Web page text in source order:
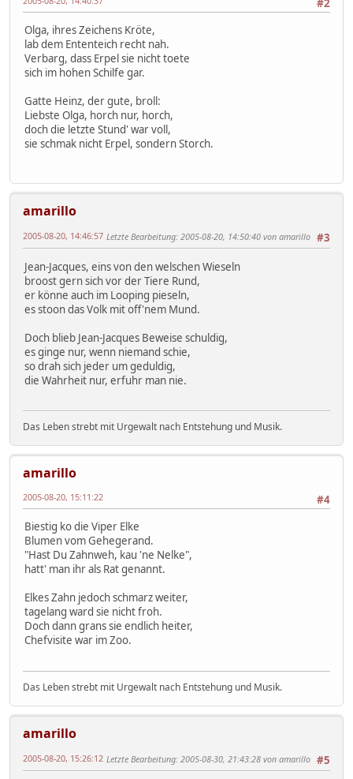
#2
Olga, ihres Zeichens Kröte,
lab dem Ententeich recht nah.
Verbarg, dass Erpel sie nicht toete
sich im hohen Schilfe gar.
Gatte Heinz, der gute, broll:
Liebste Olga, horch nur, horch,
doch die letzte Stund' war voll,
sie schmak nicht Erpel, sondern Storch.
amarillo
#3
2005-08-20, 14:46:57 Letzte Bearbeitung: 2005-08-20, 14:50:40 von amarillo
Jean-Jacques, eins von den welschen Wieseln
broost gern sich vor der Tiere Rund,
er könne auch im Looping pieseln,
es stoon das Volk mit off'nem Mund.
Doch blieb Jean-Jacques Beweise schuldig,
es ginge nur, wenn niemand schie,
so drah sich jeder um geduldig,
die Wahrheit nur, erfuhr man nie.
Das Leben strebt mit Urgewalt nach Entstehung und Musik.
amarillo
#4
2005-08-20, 15:11:22
Biestig ko die Viper Elke
Blumen vom Gehegerand.
"Hast Du Zahnweh, kau 'ne Nelke",
hatt' man ihr als Rat genannt.
Elkes Zahn jedoch schmarz weiter,
tagelang ward sie nicht froh.
Doch dann grans sie endlich heiter,
Chefvisite war im Zoo.
Das Leben strebt mit Urgewalt nach Entstehung und Musik.
amarillo
#5
2005-08-20, 15:26:12 Letzte Bearbeitung: 2005-08-30, 21:43:28 von amarillo